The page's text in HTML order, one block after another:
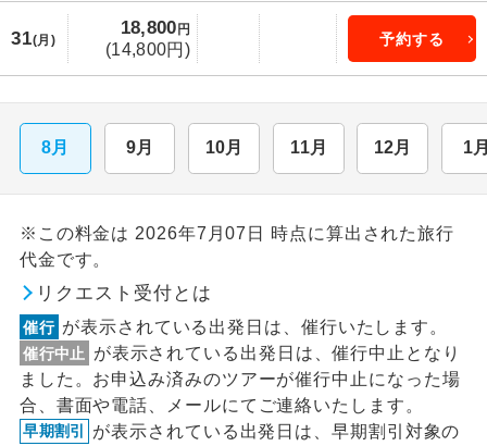
31(月)
18,800 円
(14,800円)
予約する
8月 9月 10月 11月 12月 1
※この料金は 2026年7月07日 時点に算出された旅行
代金です。
リクエスト受付とは
催行 が表示されている出発日は、催行いたします。
催行中止
が表示されている出発日は、催行中止となり
ました。お申込み済みのツアーが催行中止になった場
合、書面や電話、メールにてご連絡いたします。
早期割引
が表示されている出発日は、早期割引対象の